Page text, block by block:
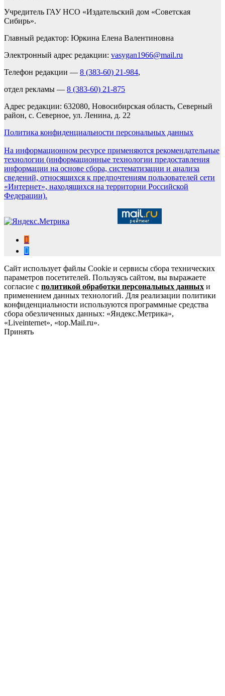
Учредитель ГАУ НСО «Издательский дом «Советская
Сибирь».
Главный редактор: Юркина Елена Валентиновна
Электронный адрес редакции: vasygan1966@mail.ru
Телефон редакции — 8 (383-60) 21-984,
отдел рекламы — 8 (383-60) 21-875
Адрес редакции: 632080, Новосибирская область, Северный
район, с. Северное, ул. Ленина, д. 22
Политика конфиденциальности персональных данных
На информационном ресурсе применяются рекомендательные
технологии (информационные технологии предоставления
информации на основе сбора, систематизации и анализа
сведений, относящихся к предпочтениям пользователей сети
«Интернет», находящихся на территории Российской
Федерации).
Сайт использует файлы Cookie и сервисы сбора технических
параметров посетителей. Пользуясь сайтом, вы выражаете
согласие с политикой обработки персональных данных и
применением данных технологий. Для реализации политики
конфиденциальности используются программные средства
сбора обезличенных данных: «Яндекс.Метрика»,
«Liveinternet», «top.Mail.ru».
Принять